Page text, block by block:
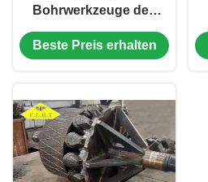
Bohrwerkzeuge des
TCI-Rollen-Kegel-
stark HDD für
Beste Preis erhalten